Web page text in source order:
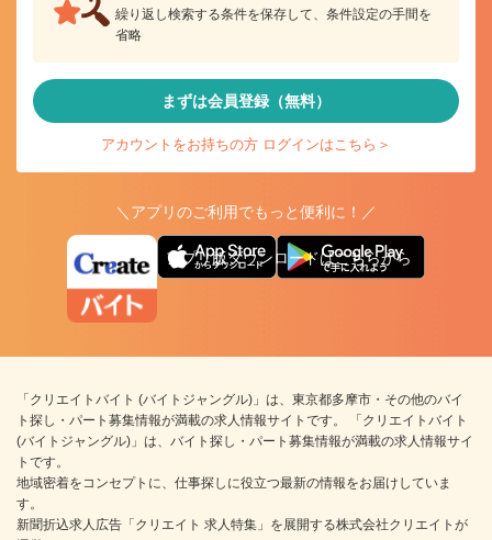
繰り返し検索する条件を保存して、条件設定の手間を
省略
まずは会員登録（無料）
アカウントをお持ちの方 ログインはこちら＞
＼アプリのご利用でもっと便利に！／
アプリ版ダウンロードはこちらから
「クリエイトバイト (バイトジャングル)」は、東京都多摩市・その他のバイ
ト探し・パート募集情報が満載の求人情報サイトです。 「クリエイトバイト
(バイトジャングル)」は、バイト探し・パート募集情報が満載の求人情報サイ
トです。
地域密着をコンセプトに、仕事探しに役立つ最新の情報をお届けしていま
す。
新聞折込求人広告「クリエイト 求人特集」を展開する株式会社クリエイトが